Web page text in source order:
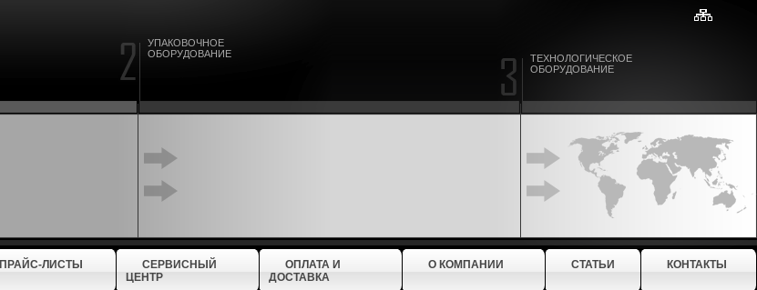
УПАКОВОЧНОЕ
ОБОРУДОВАНИЕ
ТЕХНОЛОГИЧЕСКОЕ
ОБОРУДОВАНИЕ
ПРАЙС-ЛИСТЫ
СЕРВИСНЫЙ
ЦЕНТР
ОПЛАТА И
ДОСТАВКА
О КОМПАНИИ СТАТЬИ КОНТАКТЫ